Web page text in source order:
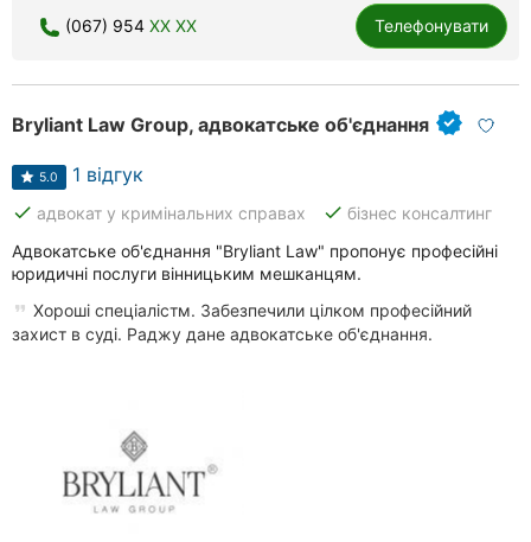
(067) 954 XX XX Телефонувати
Bryliant Law Group, адвокатське об'єднання
5.0 1 відгук
done адвокат у кримінальних справах done бізнес консалтинг
Адвокатське об'єднання "Bryliant Law" пропонує професійні
юридичні послуги вінницьким мешканцям.
Хороші спеціалістм. Забезпечили цілком професійний
захист в суді. Раджу дане адвокатське об'єднання.